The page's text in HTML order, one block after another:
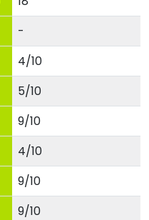
-
4/10
5/10
9/10
4/10
9/10
9/10